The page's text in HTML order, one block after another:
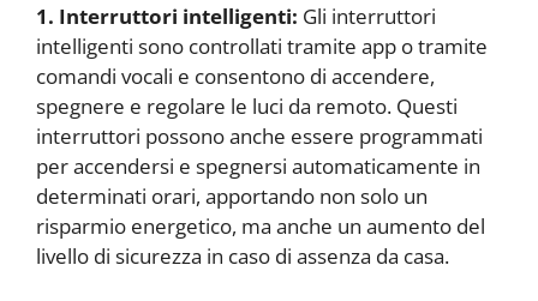
1. Interruttori intelligenti: Gli interruttori
intelligenti sono controllati tramite app o tramite
comandi vocali e consentono di accendere,
spegnere e regolare le luci da remoto. Questi
interruttori possono anche essere programmati
per accendersi e spegnersi automaticamente in
determinati orari, apportando non solo un
risparmio energetico, ma anche un aumento del
livello di sicurezza in caso di assenza da casa.